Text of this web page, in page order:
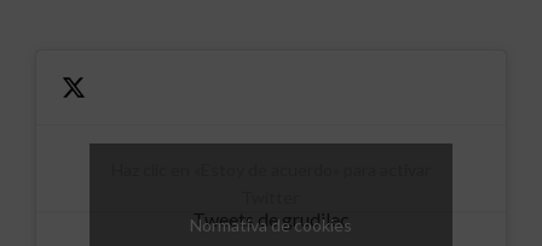
Tweets de grudilec
Normativa de cookies